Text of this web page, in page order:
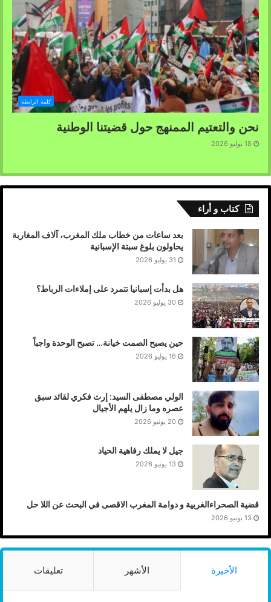
كلمة الرابطة
نحن والتعتيم الممنهج حول قضيتنا الوطنية
18 يوليو 2026
كتاب و أراء
بعد ساعات من خطاب ملك المغرب، آلاف المغاربة
يحاولون بلوغ سبتة الإسبانية
31 يوليو 2026
هل بدأت إسبانيا تتمرد على إملاءات الرباط؟
30 يوليو 2026
حين يصبح الصمت خيانة… تصبح الوحدة واجباً
16 يوليو 2026
الولي مصطفى السيد: إرث فكري لقائد سبق
عصره وما زال يلهم الأجيال
20 يونيو 2026
جيل لا يملك رفاهية الحياد
13 يونيو 2026
قضية الصحراءالغربية و دوامة المغرب الاقصى في البحث عن اللا حل
13 يونيو 2026
الأخيرة الأشهر تعليقات